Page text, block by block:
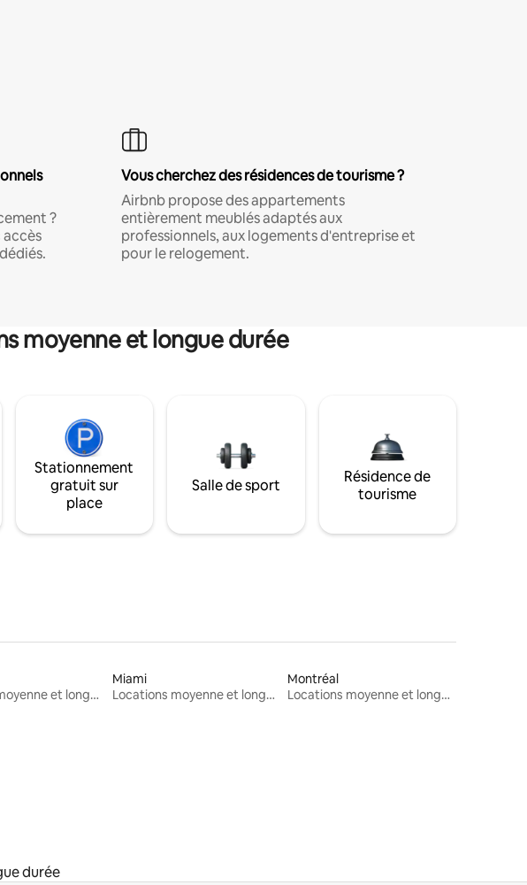
?
accès
Vous cherchez des résidences de tourisme ?
Airbnb propose des appartements
entièrement meublés adaptés aux
professionnels, aux logements d'entreprise et
pour le relogement.
moyenne et longue durée
Stationnement
gratuit sur
place
Salle de sport
Résidence de
tourisme
Locations moyenne et longue durée
Miami
Locations moyenne et longue durée
Montréal
Locations moyenne et longue durée
durée